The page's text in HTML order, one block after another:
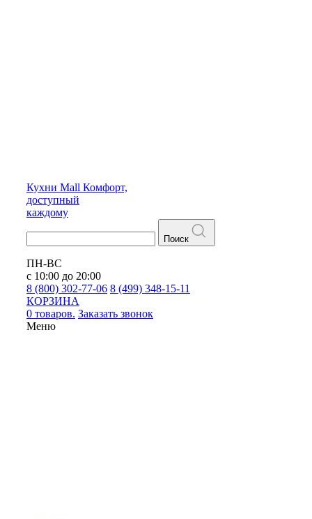
Кухни Mall Комфорт,
доступный
каждому
Поиск
ПН-ВС
с 10:00 до 20:00
8 (800) 302-77-06 8 (499) 348-15-11
КОРЗИНА
0 товаров. Заказать звонок
Меню